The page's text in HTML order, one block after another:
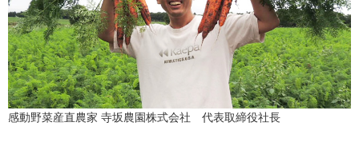
感動野菜産直農家 寺坂農園株式会社 代表取締役社長